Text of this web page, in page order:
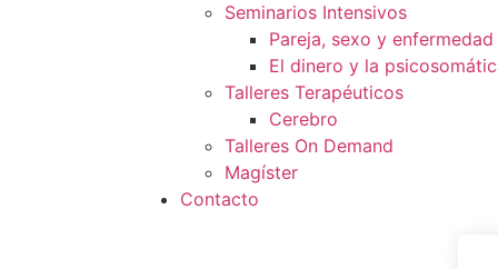
Seminarios Intensivos
Pareja, sexo y enfermedad
El dinero y la
Talleres Terapéuticos
Cerebro
Talleres On Demand
Magíster
Contacto